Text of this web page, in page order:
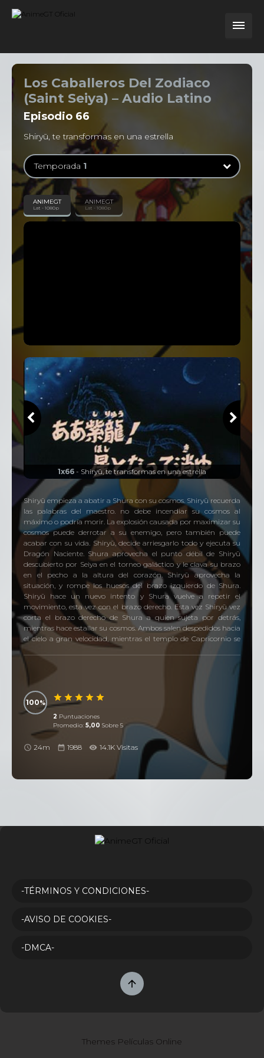
Los Caballeros Del Zodiaco
(Saint Seiya) – Audio Latino
Episodio 66
Shiryū, te transformas en una estrella
Temporada 1
Temporada
114 Episodios
ANIMEGT
Lat - 1080p
ANIMEGT
Lat - 1080p
1x66 - Shiryū, te transformas en una estrella
Shiryū empieza a abatir a Shura con su cosmos. Shiryū recuerda
las palabras del maestro. no debe incendiar su cosmos al
máximo o podría morir. La explosión causada por maximizar su
cosmos puede derrotar a su enemigo, pero también puede
acabar con su vida. Shiryū, decide arriesgarlo todo y ejecuta su
Dragón Naciente. Shura aprovecha el punto débil de Shiryū
descubierto por Seiya en el torneo galáctico y le clava su brazo
en el pecho a la altura del corazón. Shiryū aprovecha la
situación, y rompe los huesos del brazo izquierdo de Shura.
Shiryū hace un nuevo intento y Shura vuelve a repetir el
movimiento, esta vez con el brazo derecho. Esta vez Shiryū vez
corta el brazo derecho de Shura a quien sujeta por detrás,
mientras hace estallar su cosmos. Ambos salen despedidos hacia
el cielo a gran velocidad, mientras el templo de Capricornio se
derrumba por completo. Todos sienten la explosión del cosmos
de Shiryū, incluso el viejo maestro con Shunrei y lloran por la
partida de su amigo.
100
2 Puntuaciones
Promedio: 5,00 Sobre 5
24m 1988 14.1K Visitas
-TÉRMINOS Y CONDICIONES-
-AVISO DE COOKIES-
-DMCA-
Themes Películas Online